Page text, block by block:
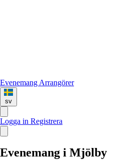
Evenemang Arrangörer
sv
Logga in Registrera
Evenemang i Mjölby